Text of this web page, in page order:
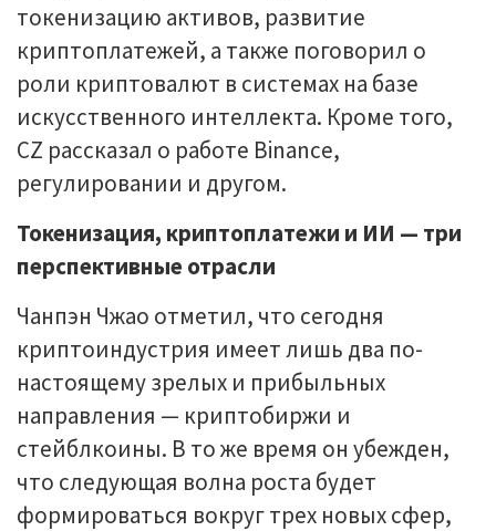
токенизацию активов, развитие
криптоплатежей, а также поговорил о
роли криптовалют в системах на базе
искусственного интеллекта. Кроме того,
CZ рассказал о работе Binance,
регулировании и другом.
Токенизация, криптоплатежи и ИИ — три
перспективные отрасли
Чанпэн Чжао отметил, что сегодня
криптоиндустрия имеет лишь два по-
настоящему зрелых и прибыльных
направления — криптобиржи и
стейблкоины. В то же время он убежден,
что следующая волна роста будет
формироваться вокруг трех новых сфер,